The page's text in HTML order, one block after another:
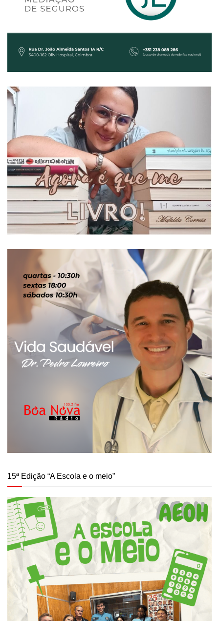
15ª Edição “A Escola e o meio”